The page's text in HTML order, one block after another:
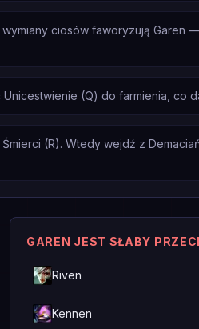
ciosów faworyzują Garen
(Q) do farmienia, co
(R). Wtedy wejdź z
GAREN JEST SŁABY
Riven
Kennen